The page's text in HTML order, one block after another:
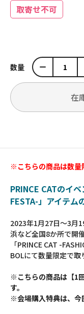
取寄せ不可
数量
在
※こちらの商品は数量
PRINCE CATのイ
FESTA-」アイテム
2023年1月27日～3月
浜など全国8か所で開
「PRINCE CAT -
BOLにて数量限定で取
※こちらの商品は【1
す。
※会場購入特典は、今